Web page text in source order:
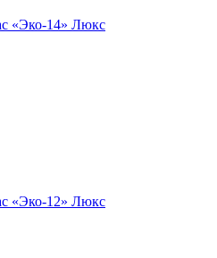
«Эко-14» Люкс
«Эко-12» Люкс